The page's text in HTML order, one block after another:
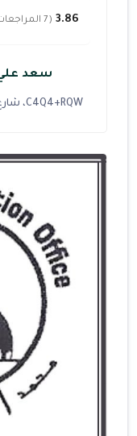
3.86 (7 المراجعات)
سعد علي
C4Q4+RQW، شارع 9- حي السوق، السوق، الدمام 32242